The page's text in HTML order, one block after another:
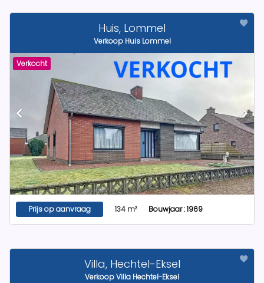
Huis, Lommel
Verkoop Huis Lommel
Prijs op aanvraag 134 m² Bouwjaar : 1969
Verkocht
Villa, Hechtel-Eksel
Verkoop Villa Hechtel-Eksel